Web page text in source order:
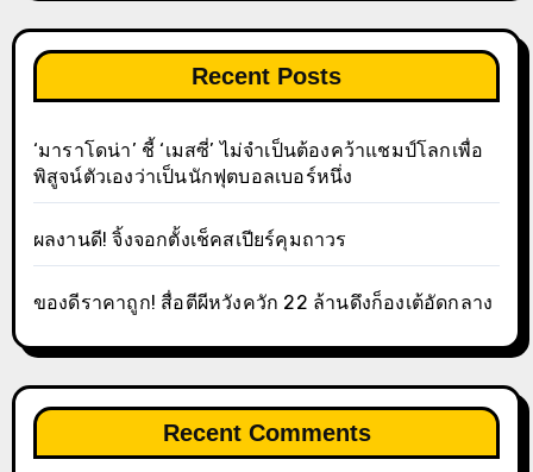
Recent Posts
‘มาราโดน่า’ ชี้ ‘เมสซี่’ ไม่จำเป็นต้องคว้าแชมป์โลกเพื่อ
พิสูจน์ตัวเองว่าเป็นนักฟุตบอลเบอร์หนึ่ง
ผลงานดี! จิ้งจอกตั้งเช็คสเปียร์คุมถาวร
ของดีราคาถูก! สื่อตีผีหวังควัก 22 ล้านดึงก็องเต้อัดกลาง
Recent Comments